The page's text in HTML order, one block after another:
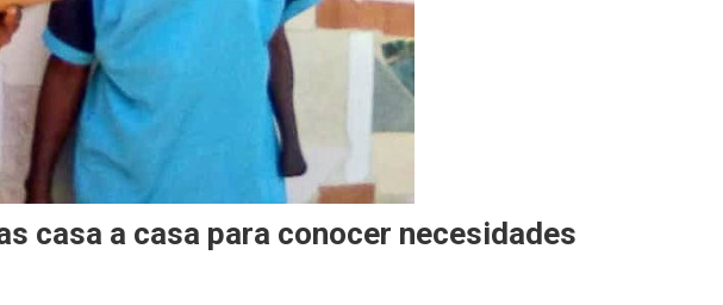
casa a casa para conocer necesidades